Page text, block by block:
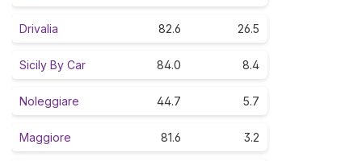
Drivalia 82.6 26.5
Sicily By Car 84.0 8.4
Noleggiare 44.7 5.7
Maggiore 81.6 3.2